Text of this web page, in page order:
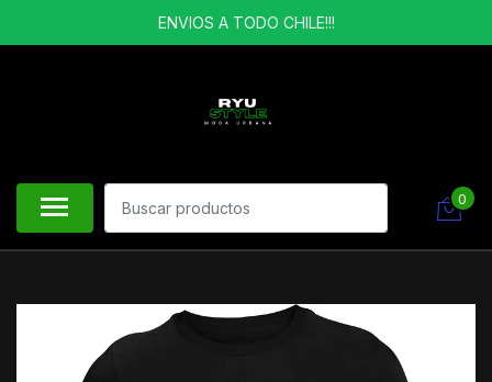
ENVIOS A TODO CHILE!!!
0